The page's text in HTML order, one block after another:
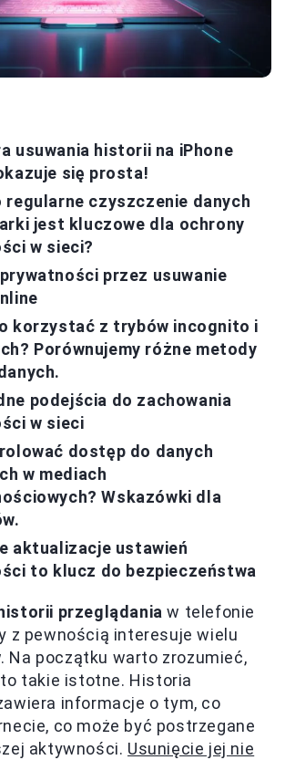
usuwania historii na iPhone
się prosta!
regularne czyszczenie danych
jest kluczowe dla ochrony
w sieci?
przez usuwanie
korzystać z trybów incognito i
Porównujemy różne metody
podejścia do zachowania
w sieci
dostęp do danych
w mediach
Wskazówki dla
aktualizacje ustawień
to klucz do bezpieczeństwa
przeglądania w telefonie
z pewnością interesuje wielu
Na początku warto zrozumieć,
takie istotne. Historia
informacje o tym, co
co może być postrzegane
aktywności. Usunięcie jej nie